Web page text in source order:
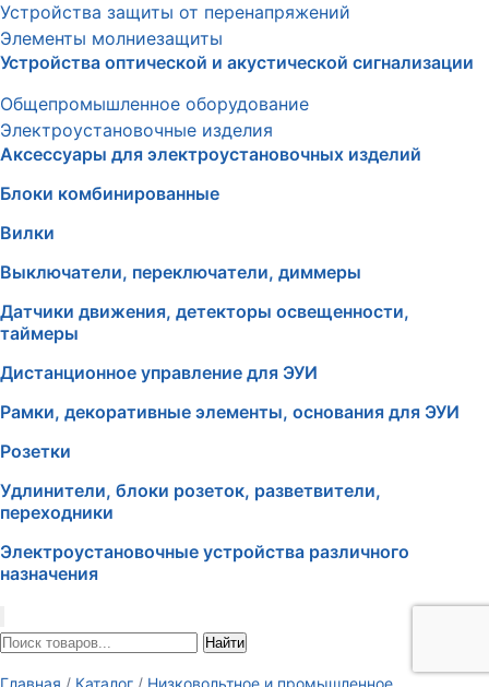
Устройства защиты от перенапряжений
Элементы молниезащиты
Устройства оптической и акустической сигнализации
Общепромышленное оборудование
Электроустановочные изделия
Аксессуары для электроустановочных изделий
Блоки комбинированные
Вилки
Выключатели, переключатели, диммеры
Датчики движения, детекторы освещенности,
таймеры
Дистанционное управление для ЭУИ
Рамки, декоративные элементы, основания для ЭУИ
Розетки
Удлинители, блоки розеток, разветвители,
переходники
Электроустановочные устройства различного
назначения
Найти
Главная / Каталог / Низковольтное и промышленное